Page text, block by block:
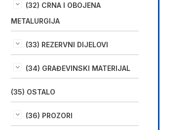
(32) CRNA I OBOJENA
METALURGIJA
(33) REZERVNI DIJELOVI
(34) GRAĐEVINSKI MATERIJAL
(35) OSTALO
(36) PROZORI